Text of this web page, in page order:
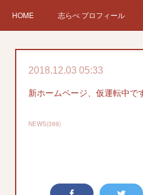
HOME 志らべ プロフィール
チケット予約 Instagram
2018.12.03 05:33
新ホームページ、仮運転中で
NEWS(399)